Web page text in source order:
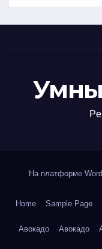
На платформе
Home Sample Page
Авокадо Авокадо